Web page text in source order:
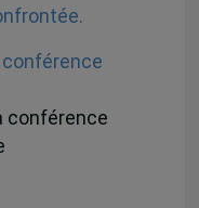
conférence